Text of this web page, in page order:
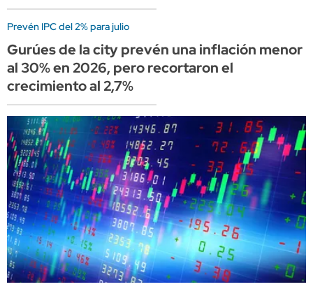
Prevén IPC del 2% para julio
Gurúes de la city prevén una inflación menor
al 30% en 2026, pero recortaron el
crecimiento al 2,7%